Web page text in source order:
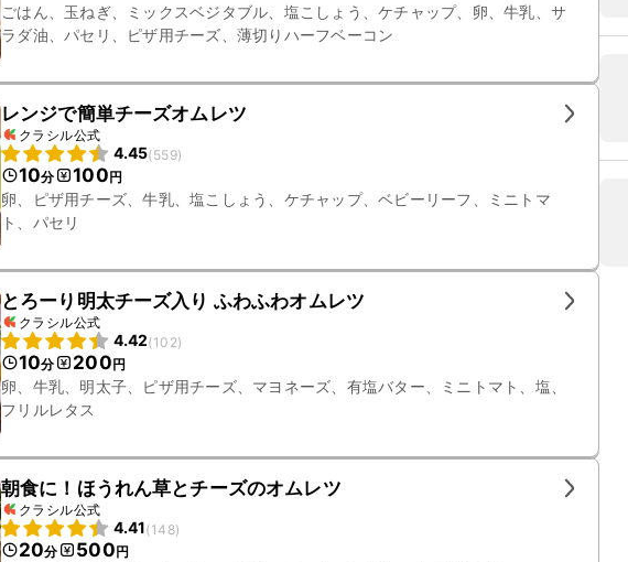
ごはん、玉ねぎ、ミックスベジタブル、塩こしょう、ケチャップ、卵、牛乳、サ
ラダ油、パセリ、ピザ用チーズ、薄切りハーフベーコン
レンジで簡単チーズオムレツ
クラシル公式
4.45(559)
10分 100円
卵、ピザ用チーズ、牛乳、塩こしょう、ケチャップ、ベビーリーフ、ミニトマ
ト、パセリ
とろーり明太チーズ入り ふわふわオムレツ
クラシル公式
4.42(102)
10分 200円
卵、牛乳、明太子、ピザ用チーズ、マヨネーズ、有塩バター、ミニトマト、塩、
フリルレタス
朝食に！ほうれん草とチーズのオムレツ
クラシル公式
4.41(148)
20分 500円